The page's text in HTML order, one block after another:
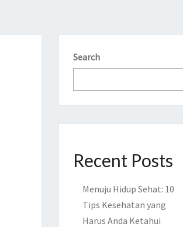
Search
Recent Posts
Menuju Hidup Sehat: 10
Tips Kesehatan yang
Harus Anda Ketahui